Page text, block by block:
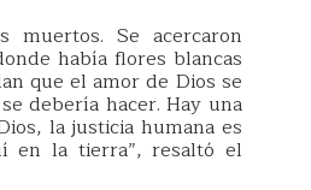
Se acercaron
había flores blancas
que el amor de Dios se
debería hacer. Hay una
la justicia humana es
en la tierra”, resaltó el